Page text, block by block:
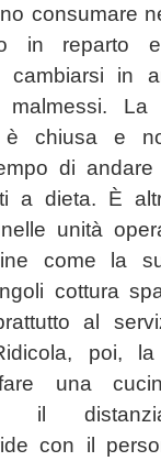
consumare
in reparto
cambiarsi in
La
è chiusa e
di andare
a dieta. È
unità
come la
cottura
al
poi,
una
il
con il